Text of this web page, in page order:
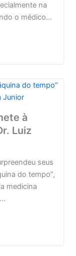
na
o médico...
à
Luiz
seus
do tempo”,
medicina